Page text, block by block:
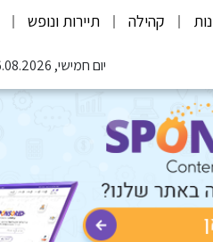
קהילה תיירות ונופש
יום חמישי, 06.08.2026